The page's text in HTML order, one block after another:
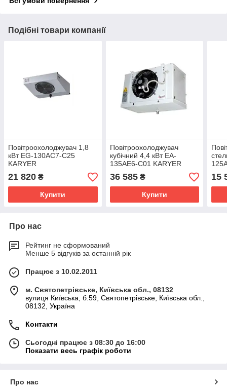
Подібні товари компанії
Повітроохолоджувач 1,8
кВт EG-130AC7-C25
KARYER
21 820 ₴
Купити
Повітроохолоджувач
кубічний 4,4 кВт EA-
135AE6-C01 KARYER
36 585₴
Купити
15
Про нас
Рейтинг не сформований
Менше 5 відгуків за останній рік
Працює з 10.02.2011
м. Святопетрівське, Київська обл., 08132
вулиця Київська, б.59, Святопетрівське, Київська обл.,
08132, Україна
Контакти
Сьогодні працює з 08:30 до 16:00
Показати весь графік роботи
Про нас